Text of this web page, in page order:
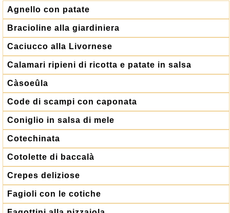
Agnello con patate
Bracioline alla giardiniera
Caciucco alla Livornese
Calamari ripieni di ricotta e patate in salsa
Càsoeûla
Code di scampi con caponata
Coniglio in salsa di mele
Cotechinata
Cotolette di baccalà
Crepes deliziose
Fagioli con le cotiche